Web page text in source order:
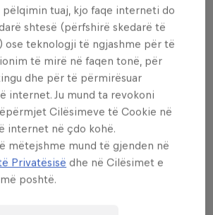
World
Elite Men's results
COUNTRY TIME
1. Loïc Bruni
pëlqimin tuaj, kjo faqe interneti do
shtesë (përfshirë skedarë të
ose teknologji të ngjashme për të
të mirë në faqen tonë, për
dhe për të përmirësuar
internet. Ju mund ta revokoni
Cilësimeve të Cookie në
internet në çdo kohë.
mëtejshme mund të gjenden në
Privatësisë dhe në Cilësimet e
poshtë.